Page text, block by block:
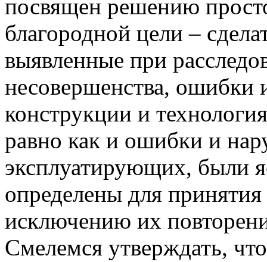
посвящен решению
благородной цели –
выявленные при
несовершенства, ошибки
конструкции и
равно как и ошибки и
эксплуатирующих, были
определены для
исключению их
Смелемся утверждать,